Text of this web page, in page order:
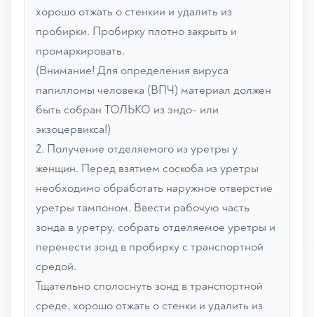
хорошо отжать о стенкии и удалить из
пробирки. Пробирку плотно закрыть и
промаркировать.
(Внимание! Для определения вируса
папилломы человека (ВПЧ) материал должен
быть собран ТОЛЬКО из эндо- или
экзоцервикса!)
2. Получение отделяемого из уретры у
женщин. Перед взятием соскоба из уретры
необходимо обработать наружное отверстие
уретры тампоном. Ввести рабочую часть
зонда в уретру, собрать отделяемое уретры и
перенести зонд в пробирку с транспортной
средой.
Тщательно сполоснуть зонд в транспортной
среде, хорошо отжать о стенки и удалить из